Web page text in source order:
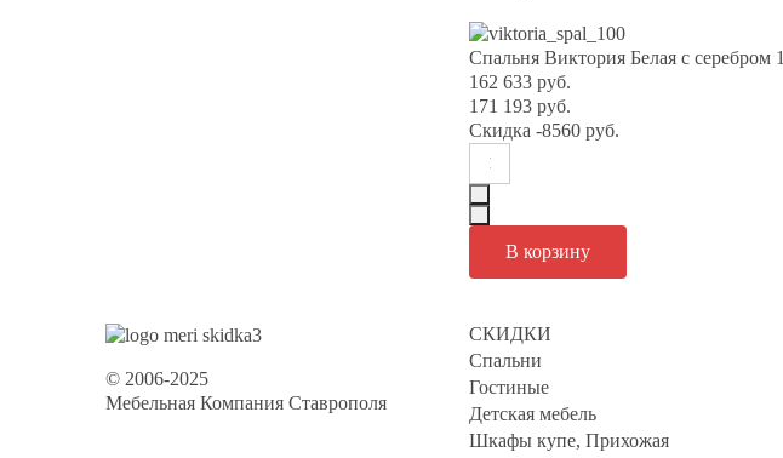
Спальня Виктория Белая с серебром 1
162 633 руб.
171 193 руб.
Скидка -8560 руб.
© 2006-2025
Мебельная Компания Ставрополя
СКИДКИ
Спальни
Гостиные
Детская мебель
Шкафы купе, Прихожая